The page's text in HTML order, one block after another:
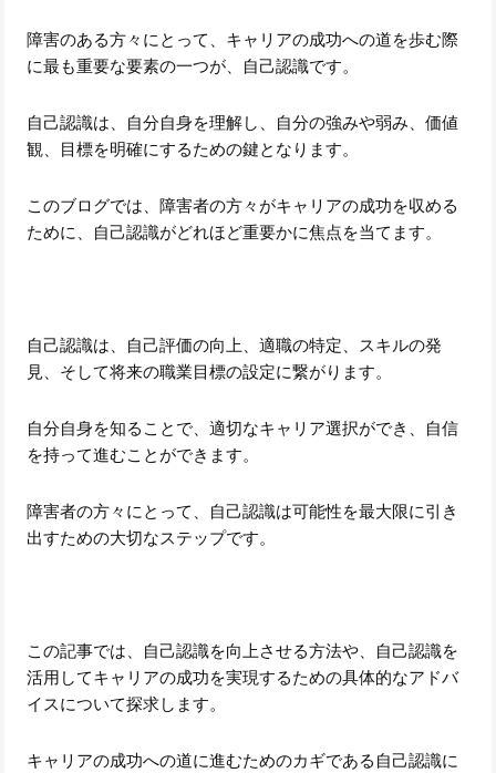
障害のある方々にとって、キャリアの成功への道を歩む際
に最も重要な要素の一つが、自己認識です。
自己認識は、自分自身を理解し、自分の強みや弱み、価値
観、目標を明確にするための鍵となります。
このブログでは、障害者の方々がキャリアの成功を収める
ために、自己認識がどれほど重要かに焦点を当てます。
自己認識は、自己評価の向上、適職の特定、スキルの発
見、そして将来の職業目標の設定に繋がります。
自分自身を知ることで、適切なキャリア選択ができ、自信
を持って進むことができます。
障害者の方々にとって、自己認識は可能性を最大限に引き
出すための大切なステップです。
この記事では、自己認識を向上させる方法や、自己認識を
活用してキャリアの成功を実現するための具体的なアドバ
イスについて探求します。
キャリアの成功への道に進むためのカギである自己認識に